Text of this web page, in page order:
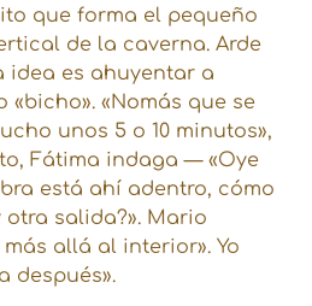
que forma el pequeño
de la caverna. Arde
idea es ahuyentar a
«Nomás que se
unos 5 o 10 minutos»,
Fátima indaga — «Oye
está ahí adentro, cómo
otra salida?». Mario
allá al interior». Yo
después».